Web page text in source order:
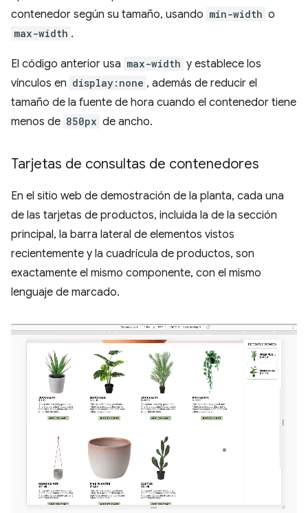
contenedor según su tamaño, usando min-width o
max-width .
El código anterior usa max-width y establece los
vínculos en display:none , además de reducir el
tamaño de la fuente de hora cuando el contenedor tiene
menos de 850px de ancho.
Tarjetas de consultas de contenedores
En el sitio web de demostración de la planta, cada una
de las tarjetas de productos, incluida la de la sección
principal, la barra lateral de elementos vistos
recientemente y la cuadrícula de productos, son
exactamente el mismo componente, con el mismo
lenguaje de marcado.